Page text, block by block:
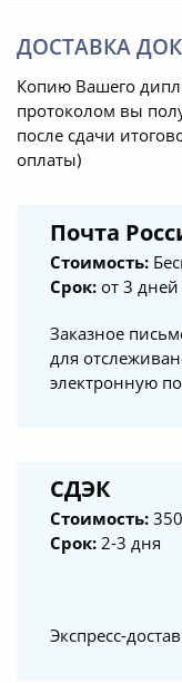
ДОСТАВКА
Копию Вашего
протоколом вы
после сдачи
оплаты)
Почта
Стоимость:
Срок: от 3 дней
Заказное
для
электронную
СДЭК
Стоимость:
Срок: 2-3 дня
Экспресс-